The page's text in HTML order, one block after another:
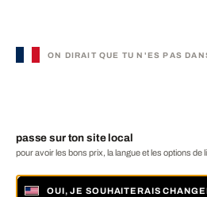
ON DIRAIT QUE TU N'ES PAS
passe sur ton site local
pour avoir les bons prix, la langue et les options de
OUI, JE SOUHAITERAIS